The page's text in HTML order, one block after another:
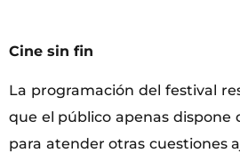
Cine sin fin
La programación del festival
que el público apenas dispone
para atender otras cuestiones